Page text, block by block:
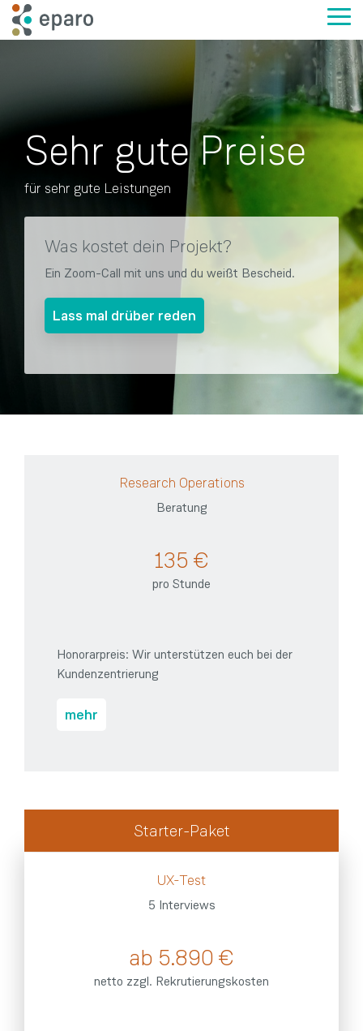
Skip
to
the
Sehr gute Preise
für sehr gute Leistungen
Was kostet dein Projekt?
Ein Zoom-Call mit uns und du weißt Bescheid.
Lass mal drüber reden
Research Operations
Beratung
135 €
pro Stunde
Honorarpreis: Wir unterstützen euch bei der
Kundenzentrierung
mehr
Starter-Paket
UX-Test
5 Interviews
ab 5.890 €
netto zzgl. Rekrutierungskosten